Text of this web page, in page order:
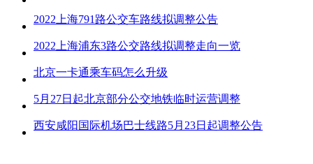
2022上海791路公交车路线拟调整公告
2022上海浦东3路公交路线拟调整走向一览
北京一卡通乘车码怎么升级
5月27日起北京部分公交地铁临时运营调整
西安咸阳国际机场巴士线路5月23日起调整公告